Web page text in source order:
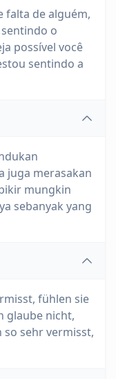
falta de alguém,
o
possível você
sentindo a
juga merasakan
mungkin
sebanyak yang
fühlen sie
glaube nicht,
so sehr vermisst,